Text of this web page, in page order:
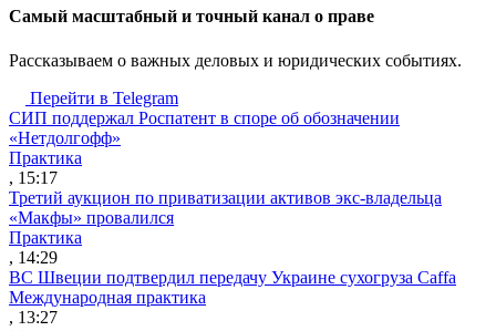
Cамый масштабный и точный канал о праве
Рассказываем о важных деловых и юридических событиях.
Перейти в Telegram
СИП поддержал Роспатент в споре об обозначении
«Нетдолгофф»
Практика
, 15:17
Третий аукцион по приватизации активов экс-владельца
«Макфы» провалился
Практика
, 14:29
ВС Швеции подтвердил передачу Украине сухогруза Caffa
Международная практика
, 13:27